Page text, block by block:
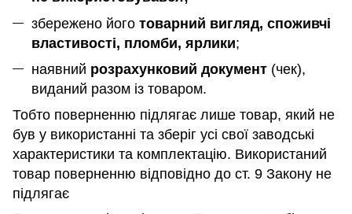
збережено його товарний вигляд, споживчі
властивості, пломби, ярлики;
наявний розрахунковий документ (чек),
виданий разом із товаром.
Тобто поверненню підлягає лише товар, який не
був у використанні та зберіг усі свої заводські
характеристики та комплектацію. Використаний
товар поверненню відповідно до ст. 9 Закону не
підлягає